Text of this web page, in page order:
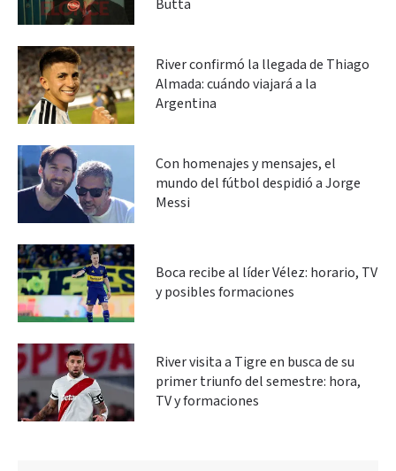
Butta
River confirmó la llegada de Thiago
Almada: cuándo viajará a la
Argentina
Con homenajes y mensajes, el
mundo del fútbol despidió a Jorge
Messi
Boca recibe al líder Vélez: horario, TV
y posibles formaciones
River visita a Tigre en busca de su
primer triunfo del semestre: hora,
TV y formaciones